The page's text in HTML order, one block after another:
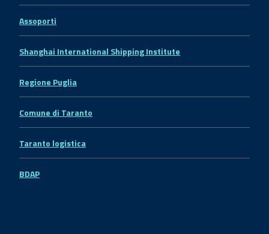
Assoporti
Shanghai International Shipping Institute
Regione Puglia
Comune di Taranto
Taranto logistica
BDAP